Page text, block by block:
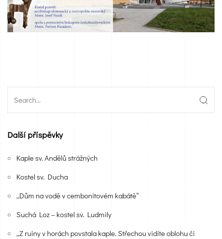
Další příspěvky
Kaple sv. Andělů strážných
Kostel sv. Ducha
„Dům na vodě v cembonitovém kabátě“
Suchá Loz – kostel sv. Ludmily
„Z ruiny v horách povstala kaple. Střechou vidíte oblohu či